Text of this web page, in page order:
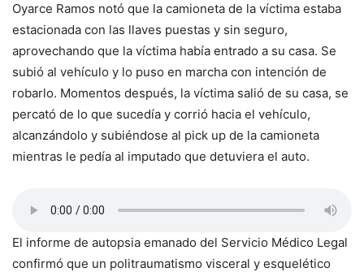
Oyarce Ramos notó que la camioneta de la víctima estaba
estacionada con las llaves puestas y sin seguro,
aprovechando que la víctima había entrado a su casa. Se
subió al vehículo y lo puso en marcha con intención de
robarlo. Momentos después, la víctima salió de su casa, se
percató de lo que sucedía y corrió hacia el vehículo,
alcanzándolo y subiéndose al pick up de la camioneta
mientras le pedía al imputado que detuviera el auto.
El informe de autopsia emanado del Servicio Médico Legal
confirmó que un politraumatismo visceral y esquelético